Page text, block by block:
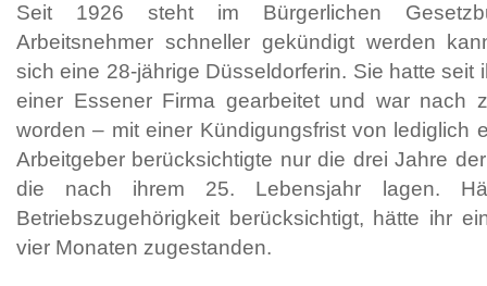
Seit 1926 steht im Bürgerlichen
Arbeitsnehmer schneller gekündigt werden
sich eine 28-jährige Düsseldorferin. Sie hatte seit
einer Essener Firma gearbeitet und war nach
worden – mit einer Kündigungsfrist von lediglich
Arbeitgeber berücksichtigte nur die drei Jahre
die nach ihrem 25. Lebensjahr lagen.
Betriebszugehörigkeit berücksichtigt, hätte ihr
vier Monaten zugestanden.